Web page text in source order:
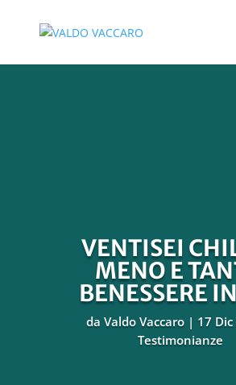
VENTISEI
MENO E
BENESSERE
da Valdo Vaccaro
17 Dic
Testimonianze